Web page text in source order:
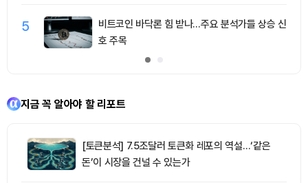
5
비트코인 바닥론 힘 받나…주요 분석가들 상승 신
호 주목
지금 꼭 알아야 할 리포트
[토큰분석] 7.5조달러 토큰화 레포의 역설…‘같은
돈’이 시장을 건널 수 있는가